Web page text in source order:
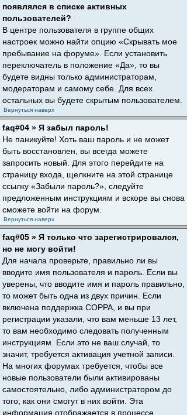
появлялся в списке активных
пользователей?
В центре пользователя в группе общих
настроек можно найти опцию «Скрывать мое
пребывание на форуме». Если установить
переключатель в положение «Да», то вы
будете видны только администраторам,
модераторам и самому себе. Для всех
остальных вы будете скрытым пользователем.
Вернуться наверх
faq#04 » Я забыл пароль!
Не паникуйте! Хоть ваш пароль и не может
быть восстановлен, вы всегда можете
запросить новый. Для этого перейдите на
страницу входа, щелкните на этой странице
ссылку «Забыли пароль?», следуйте
предложенным инструкциям и вскоре вы снова
сможете войти на форум.
Вернуться наверх
faq#05 » Я только что зарегистрировался,
но не могу войти!
Для начала проверьте, правильно ли вы
вводите имя пользователя и пароль. Если вы
уверены, что вводите имя и пароль правильно,
то может быть одна из двух причин. Если
включена поддержка COPPA, и вы при
регистрации указали, что вам меньше 13 лет,
то вам необходимо следовать полученным
инструкциям. Если это не ваш случай, то
значит, требуется активация учетной записи.
На многих форумах требуется, чтобы все
новые пользователи были активированы
самостоятельно, либо администратором до
того, как они смогут в них войти. Эта
информация отображается в процессе